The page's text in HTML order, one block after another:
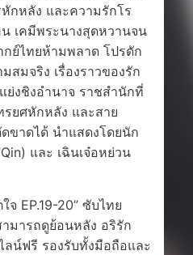
กหลัง และความรักโร
เคมีพระนางสุดหวานจน
ย์ไทยห้ามพลาด โปรดัก
สมจริง เรื่องราวของรัก
ย่งชิงอำนาจ ราชสำนักที่
รยศหักหลัง และสาย
ขาดได้ นำแสดงโดยนัก
และ เฉินเจ๋อหย่วน
จ EP.19-20” ซับไทย
มารถดูย้อนหลัง อริรัก
ลน์ฟรี รองรับทั้งมือถือและ